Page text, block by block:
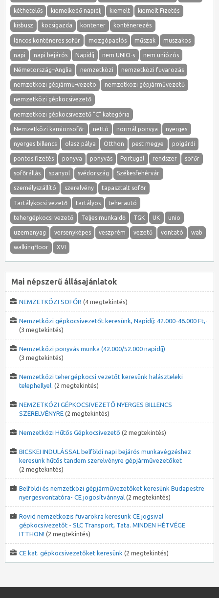
kéthetelős kiemelkedő napidíj kiemelt kiemelt Fizetés
kisbusz kocsigazda kontener konténerezés
láncos konténeres sofőr mozgópadlós műszak muszakos
napi napi bejárós Napidíj nem UNIO-s nem uniózós
Németország–Anglia nemzetközi nemzetközi fuvarozás
nemzetközi gépjármü-vezetö nemzetközi gépjárművezető
nemzetközi gépkocsivezető
nemzetközi gépkocsivezető "C" kategória
Nemzetközi kamionsofőr nettó normál ponvya nyerges
nyerges billencs olasz pálya Otthon pest megye polgárdi
pontos fizetés ponyva ponyvás Portugál rendszer sofőr
sofőrállás spanyol svédország Székesfehérvár
személyszállító szerelvény tapasztalt sofőr
Tartálykocsi vezető tartályos teherautó
tehergépkocsi vezető Teljes munkaidő TGK UK unio
üzemanyag versenyképes veszprém vezető vontató wab
walkingfloor XVI
Mai népszerű állásajánlatok
NEMZETKÖZI SOFŐR (4 megtekintés)
Nemzetközi gépkocsivezetőt keresünk, Napidíj: 42.000-46.000 Ft,-
(3 megtekintés)
Nemzetközi ponyvás munka (42.000/52.000 napidíj)
(3 megtekintés)
Nemzetközi tehergépkocsi vezetőt keresünk halászteleki
telephellyel. (2 megtekintés)
NEMZETKÖZI GÉPKOCSIVEZETŐ NYERGES BILLENCS
SZERELVÉNYRE (2 megtekintés)
Nemzetközi Hűtős Gépkocsivezető (2 megtekintés)
BICSKEI INDULÁSSAL belföldi napi bejárós munkavégzéshez
keresünk hűtős tandem szerelvényre gépjárművezetőket
(2 megtekintés)
Belföldi és nemzetközi gépjárművezetőket keresünk Budapestre
nyergesvontatóra- CE jogosítvánnyal (2 megtekintés)
Rövid nemzetközis fuvarokra keresünk CE jogsival
gépkocsivezetőt - SLC Transport, Tata. MINDEN HÉTVÉGE
ITTHON! (2 megtekintés)
CE kat. gépkocsivezetőket keresünk (2 megtekintés)